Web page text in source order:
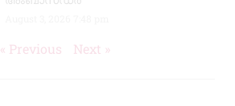
« Previous Next »